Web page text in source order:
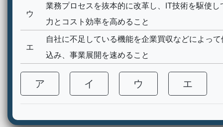
ウ
業務プロセスを抜本的に改革し、IT技術を駆使し
力とコスト効率を高めること
エ
自社に不足している機能を企業買収などによっ
込み、事業展開を速めること
ア イ ウ エ